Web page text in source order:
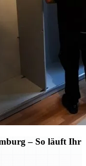
– So läuft Ihr